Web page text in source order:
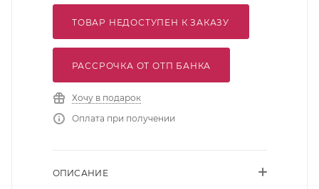
ТОВАР НЕДОСТУПЕН К ЗАКАЗУ
РАССРОЧКА ОТ ОТП БАНКА
Хочу в подарок
Оплата при получении
ОПИСАНИЕ